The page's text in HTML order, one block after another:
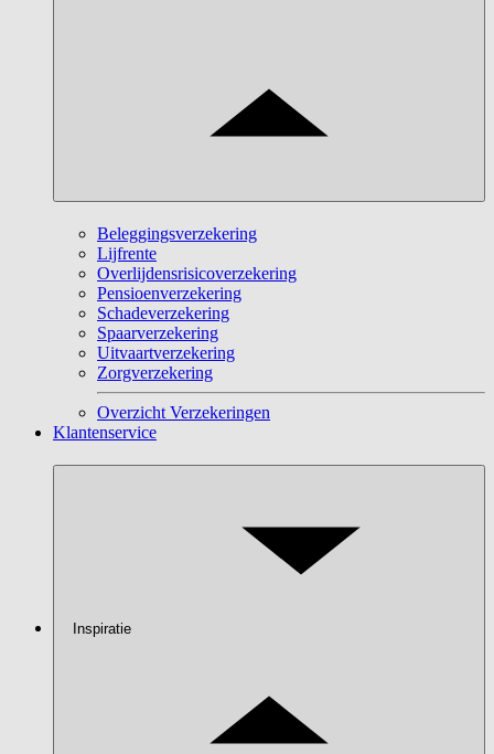
Beleggingsverzekering
Lijfrente
Overlijdensrisicoverzekering
Pensioenverzekering
Schadeverzekering
Spaarverzekering
Uitvaartverzekering
Zorgverzekering
Overzicht Verzekeringen
Klantenservice
Inspiratie